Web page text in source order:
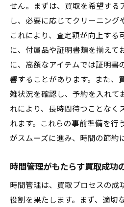
時間管理の効果を最
効率的な買取プロセ
常に改善を目指す姿
買取成功に必要なマ
顧客ニーズに応える
広島県呉市に特化し
時間を有効に使うた
ストレスフリーな取
せん。まずは、買取を希望する
し、必要に応じてクリーニング
これにより、査定額が向上する
に、付属品や証明書類を揃えて
に、高額なアイテムでは証明書
響することがあります。また、
雑状況を確認し、予約を入れて
れにより、長時間待つことなく
れます。これらの事前準備を行
がスムーズに進み、時間の節約
時間管理がもたらす買取成功
時間管理は、買取プロセスの成
役割を果たします。まず、適切